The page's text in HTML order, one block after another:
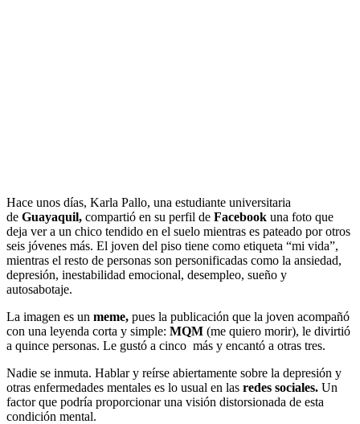
Hace unos días, Karla Pallo, una estudiante universitaria
de Guayaquil, compartió en su perfil de Facebook una foto que
deja ver a un chico tendido en el suelo mientras es pateado por otros
seis jóvenes más. El joven del piso tiene como etiqueta “mi vida”,
mientras el resto de personas son personificadas como la ansiedad,
depresión, inestabilidad emocional, desempleo, sueño y
autosabotaje.
La imagen es un meme, pues la publicación que la joven acompañó
con una leyenda corta y simple: MQM (me quiero morir), le divirtió
a quince personas. Le gustó a cinco más y encantó a otras tres.
Nadie se inmuta. Hablar y reírse abiertamente sobre la depresión y
otras enfermedades mentales es lo usual en las redes sociales. Un
factor que podría proporcionar una visión distorsionada de esta
condición mental.